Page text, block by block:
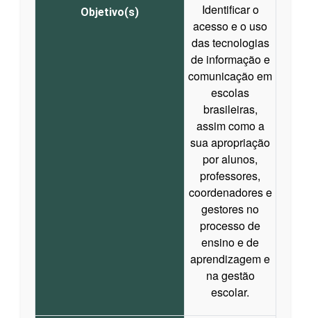
Objetivo(s)
Identificar o
acesso e o uso
das tecnologias
de informação e
comunicação em
escolas
brasileiras,
assim como a
sua apropriação
por alunos,
professores,
coordenadores e
gestores no
processo de
ensino e de
aprendizagem e
na gestão
escolar.